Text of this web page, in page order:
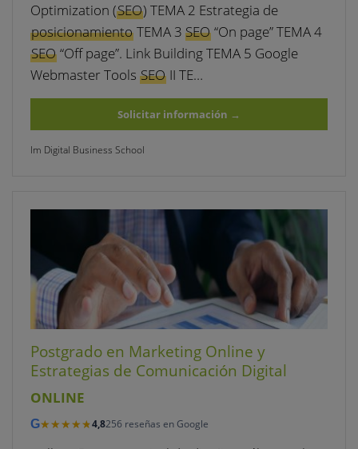
Optimization (SEO) TEMA 2 Estrategia de
posicionamientoTEMA 3 SEO“On page” TEMA 4
SEO“Off page”. Link Building TEMA 5 Google
Webmaster Tools SEOII TE…
Solicitar información →
Im Digital Business School
Postgrado en Marketing Online y
Estrategias de Comunicación Digital
ONLINE
G★★★★★
★★★★★4,8256 reseñas en Google